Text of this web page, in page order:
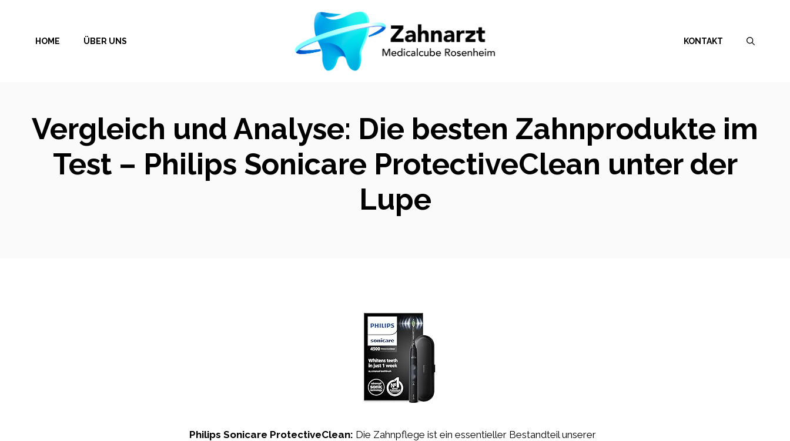
springenHOME ÜBER UNS KONTAKT
Vergleich und Analyse: Die besten Zahnprodukte im
Test – Philips Sonicare ProtectiveClean unter der
Lupe
Philips Sonicare ProtectiveClean: Die Zahnpflege ist ein essentieller Bestandteil unserer